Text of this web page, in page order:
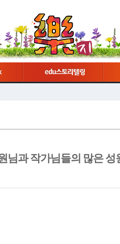
님과 작가님들의 많은 성